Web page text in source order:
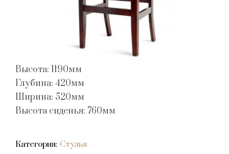
Высота: 1190мм
Глубина: 420мм
Ширина: 520мм
Высота сиденья: 760мм
Категория: Стулья